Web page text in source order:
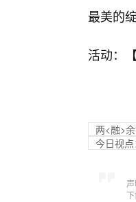
最美的绽
活动：
两<融>
今日视